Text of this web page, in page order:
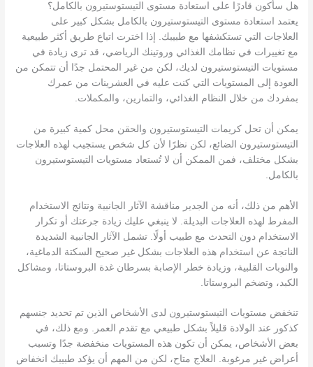
هل سأكون قادرًا على استعادة مستوى التيستوستيرون بالكامل؟
يعتمد استعادة مستوى التيستوستيرون بالكامل بشكل كبير على
العلاجات التي تستكشفها مع طبيبك. إذا اخترت اتباع طريق أكثر طبيعية
مع تغييرات في نظامك الغذائي وروتينك الرياضي، قد ترى زيادة في
مستويات التيستوستيرون لديك، لكن من غير المحتمل جدًا أن تتمكن من
العودة إلى المستويات التي كنت عليه في العشرينات من عمرك
بمفردك من خلال النظام الغذائي، والتمارين، والمكملات.
يمكن أن تحل كريمات التيستوستيرون والحقن محل كمية كبيرة من
التيستوستيرون الضائع، لكن نظرًا لأن كل شخص يستجيب لهذه العلاجات
بشكل مختلف، فمن الممكن أن لا تُستعاد مستويات التيستوستيرون
بالكامل.
الأهم من ذلك، أنه من الجدير مناقشة الآثار الجانبية ونتائج الاستخدام
المفرط لهذه العلاجات البديلة. لا ينبغي عليك زيادة جرعتك أو تكرار
الاستخدام دون التحدث مع طبيب أولًا. تشمل الآثار الجانبية الشديدة
الناتجة عن استخدام هذه العلاجات بشكل غير صحيح السكتة الدماغية،
والنوبات القلبية، وزيادة خطر الإصابة بسرطان غدة البروستاتا، ومشاكل
الكبد، وتضخم البروستاتا.
تنخفض مستويات التيستوستيرون لدى الأشخاص الذين تم تحديد جنسهم
كذكور عند الولادة قليلاً بشكل طبيعي مع تقدم العمر. ومع ذلك، في
بعض الأشخاص، يمكن أن تكون هذه المستويات منخفضة جدًا وتسبب
أعراض غير مرغوبة. العلاج متاح، لكن من المهم أن يؤكد طبيبك انخفاض